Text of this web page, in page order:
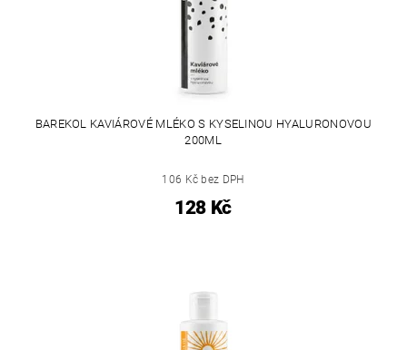
BAREKOL KAVIÁROVÉ MLÉKO S KYSELINOU HYALURONOVOU
200ML
106 Kč bez DPH
128 Kč